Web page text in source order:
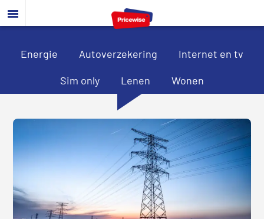
Door
naar
hoofd
Spring
naar
eerste
Spring
naar
voettekst
Energie Autoverzekering Internet en tv
Sim only Lenen Wonen